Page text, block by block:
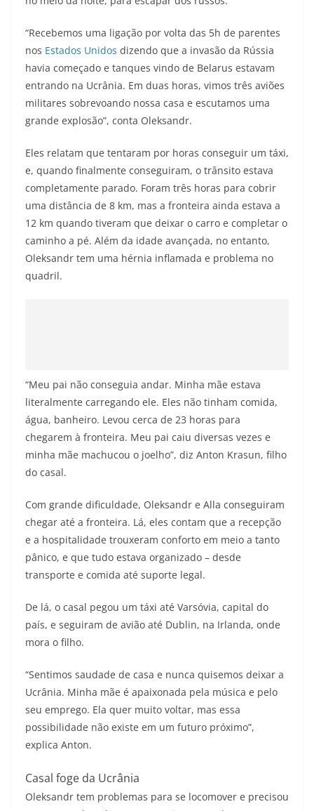
“Recebemos uma ligação por volta das 5h de parentes
nos Estados Unidos dizendo que a invasão da Rússia
havia começado e tanques vindo de Belarus estavam
entrando na Ucrânia. Em duas horas, vimos três aviões
militares sobrevoando nossa casa e escutamos uma
grande explosão”, conta Oleksandr.
Eles relatam que tentaram por horas conseguir um táxi,
e, quando finalmente conseguiram, o trânsito estava
completamente parado. Foram três horas para cobrir
uma distância de 8 km, mas a fronteira ainda estava a
12 km quando tiveram que deixar o carro e completar o
caminho a pé. Além da idade avançada, no entanto,
Oleksandr tem uma hérnia inflamada e problema no
quadril.
“Meu pai não conseguia andar. Minha mãe estava
literalmente carregando ele. Eles não tinham comida,
água, banheiro. Levou cerca de 23 horas para
chegarem à fronteira. Meu pai caiu diversas vezes e
minha mãe machucou o joelho”, diz Anton Krasun, filho
do casal.
Com grande dificuldade, Oleksandr e Alla conseguiram
chegar até a fronteira. Lá, eles contam que a recepção
e a hospitalidade trouxeram conforto em meio a tanto
pânico, e que tudo estava organizado – desde
transporte e comida até suporte legal.
De lá, o casal pegou um táxi até Varsóvia, capital do
país, e seguiram de avião até Dublin, na Irlanda, onde
mora o filho.
“Sentimos saudade de casa e nunca quisemos deixar a
Ucrânia. Minha mãe é apaixonada pela música e pelo
seu emprego. Ela quer muito voltar, mas essa
possibilidade não existe em um futuro próximo”,
explica Anton.
Casal foge da Ucrânia
Oleksandr tem problemas para se locomover e precisou